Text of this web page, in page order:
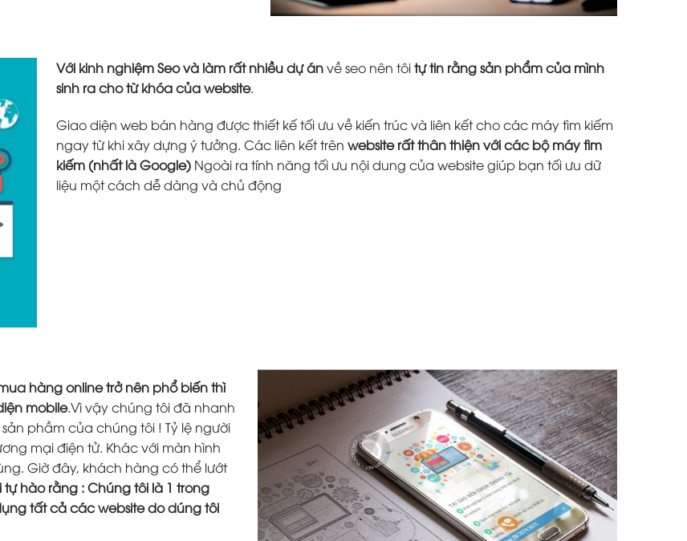
Với kinh nghiệm Seo và làm rất nhiều dự ánvề seo nên tôitự tin rằng sản phẩm của mình
sinh ra cho từ khóa của website.
Giao diện web bán hàng được thiết kế tối ưu về kiến trúc và liên kết cho các máy tìm kiếm
ngay từ khi xây dựng ý tưởng. Các liên kết trên website rất thân thiện với các bộ máy tìm
kiếm (nhất là Google) Ngoài ra tính năng tối ưu nội dung của website giúp bạn tối ưu dữ
liệu một cách dễ dàng và chủ động
hàng online trở nên phổ biến thì
mobile.Vì vậy chúng tôi đã nhanh
phầm của chúng tôi ! Tỷ lệ người
mại điện tử. Khác với màn hình
Giờ đây, khách hàng có thể lướt
tự hào rằng : Chúng tôi là 1 trong
tất cả các website do dúng tôi